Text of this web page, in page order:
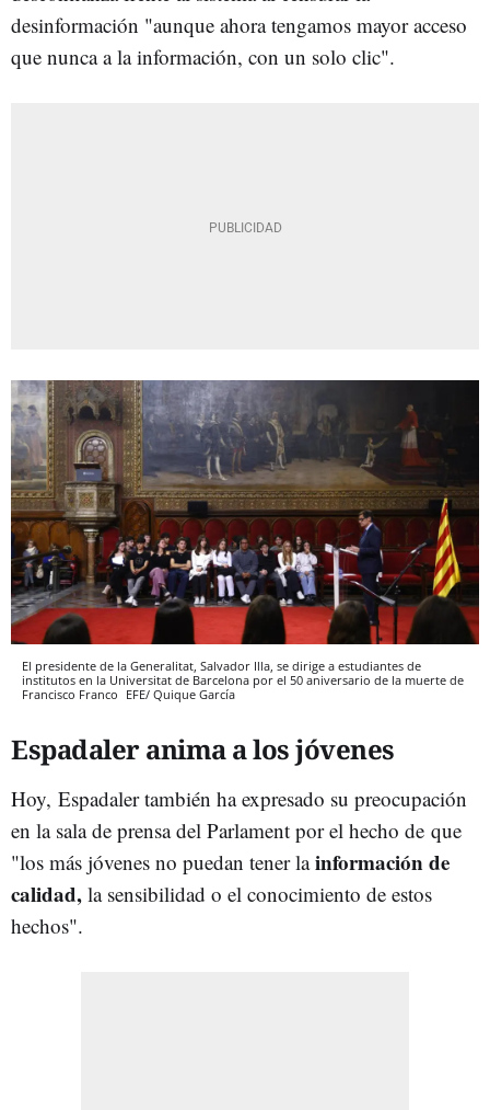
desinformación "aunque ahora tengamos mayor acceso
que nunca a la información, con un solo clic".
El presidente de la Generalitat, Salvador Illa, se dirige a estudiantes de
institutos en la Universitat de Barcelona por el 50 aniversario de la muerte de
Francisco Franco EFE/ Quique García
Espadaler anima a los jóvenes
Hoy, Espadaler también ha expresado su preocupación
en la sala de prensa del Parlament por el hecho de que
"los más jóvenes no puedan tener lainformación de
calidad, la sensibilidad o el conocimiento de estos
hechos".